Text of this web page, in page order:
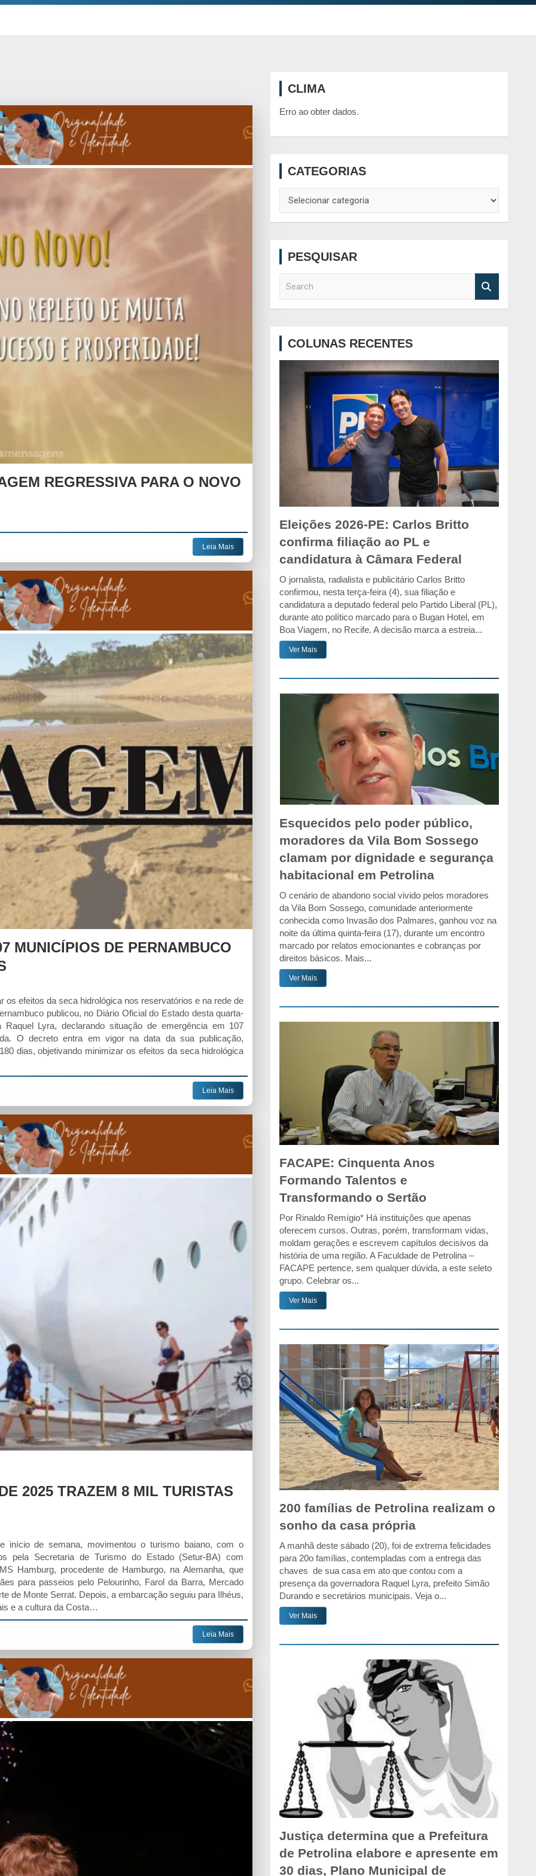
REGRESSIVA PARA O NOVO
Leia Mais
MUNICÍPIOS DE PERNAMBUCO
efeitos da seca hidrológica nos reservatórios e na rede de
publicou, no Diário Oficial do Estado desta quarta-
Lyra, declarando situação de emergência em 107
O decreto entra em vigor na data da sua publicação,
dias, objetivando minimizar os efeitos da seca hidrológica
Leia Mais
2025 TRAZEM 8 MIL TURISTAS
início de semana, movimentou o turismo baiano, com o
pela Secretaria de Turismo do Estado (Setur-BA) com
Hamburg, procedente de Hamburgo, na Alemanha, que
para passeios pelo Pelourinho, Farol da Barra, Mercado
de Monte Serrat. Depois, a embarcação seguiu para Ilhéus,
e a cultura da Costa…
Leia Mais
CLIMA
Erro ao obter dados.
CATEGORIAS
PESQUISAR
COLUNAS RECENTES
Eleições 2026-PE: Carlos Britto
confirma filiação ao PL e
candidatura à Câmara Federal
O jornalista, radialista e publicitário Carlos Britto
confirmou, nesta terça-feira (4), sua filiação e
candidatura a deputado federal pelo Partido Liberal (PL),
durante ato político marcado para o Bugan Hotel, em
Boa Viagem, no Recife. A decisão marca a estreia...
Ver Mais
Esquecidos pelo poder público,
moradores da Vila Bom Sossego
clamam por dignidade e segurança
habitacional em Petrolina
O cenário de abandono social vivido pelos moradores
da Vila Bom Sossego, comunidade anteriormente
conhecida como Invasão dos Palmares, ganhou voz na
noite da última quinta-feira (17), durante um encontro
marcado por relatos emocionantes e cobranças por
direitos básicos. Mais...
Ver Mais
FACAPE: Cinquenta Anos
Formando Talentos e
Transformando o Sertão
Por Rinaldo Remígio* Há instituições que apenas
oferecem cursos. Outras, porém, transformam vidas,
moldam gerações e escrevem capítulos decisivos da
história de uma região. A Faculdade de Petrolina –
FACAPE pertence, sem qualquer dúvida, a este seleto
grupo. Celebrar os...
Ver Mais
200 famílias de Petrolina realizam o
sonho da casa própria
A manhã deste sábado (20), foi de extrema felicidades
para 20o famílias, contempladas com a entrega das
chaves de sua casa em ato que contou com a
presença da governadora Raquel Lyra, prefeito Simão
Durando e secretários municipais. Veja o...
Ver Mais
Justiça determina que a Prefeitura
de Petrolina elabore e apresente em
30 dias, Plano Municipal de